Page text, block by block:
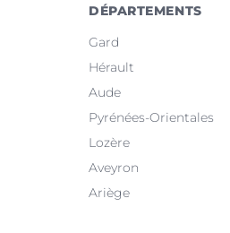
DÉPARTEMENTS
Gard
Hérault
Aude
Pyrénées-Orientales
Lozère
Aveyron
Ariège